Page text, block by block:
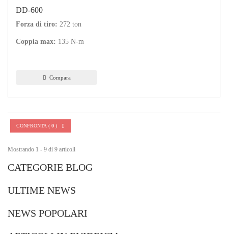
DD-600
Forza di tiro: 272 ton
Coppia max: 135 N-m
Compara
CONFRONTA ( 0 )
Mostrando 1 - 9 di 9 articoli
CATEGORIE BLOG
ULTIME NEWS
NEWS POPOLARI